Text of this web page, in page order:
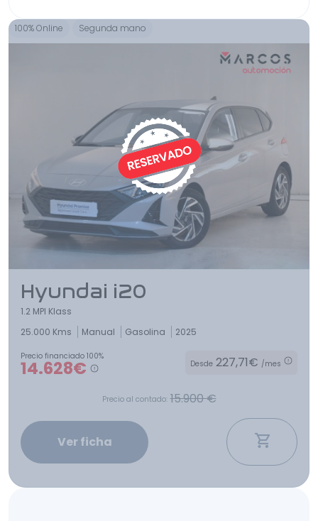
100% Online Segunda mano
Hyundai i20
1.2 MPI Klass
25.000 Kms
Manual Gasolina 2025
Precio financiado 100%
14.628€ Desde 227,71€ /mes
Precio al contado: 15.900 €
Ver ficha